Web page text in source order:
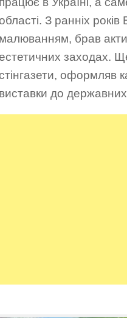
З ранніх
малюванням, брав
заходах.
оформляв
виставки до